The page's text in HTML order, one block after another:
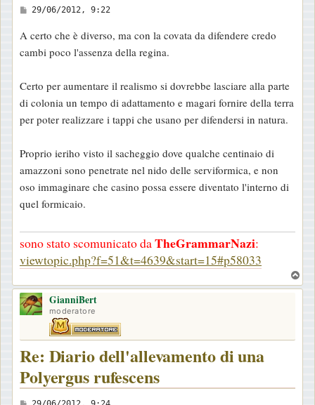
M
s
s
g
g
i
29/06/2012, 9:22
A certo che è diverso, ma con la covata da difendere credo
cambi poco l'assenza della regina.
Certo per aumentare il realismo si dovrebbe lasciare alla parte
di colonia un tempo di adattamento e magari fornire della terra
per poter realizzare i tappi che usano per difendersi in natura.
Proprio ieriho visto il sacheggio dove qualche centinaio di
amazzoni sono penetrate nel nido delle serviformica, e non
oso immaginare che casino possa essere diventato l'interno di
quel formicaio.
sono stato scomunicato daTheGrammarNazi:
viewtopic.php?f=51&t=4639&start=15#p58033
o
GianniBert
moderatore
Re: Diario dell'allevamento di una
Polyergus rufescens
M